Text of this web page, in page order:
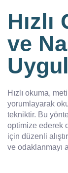
ve
Hızlı okuma,
yorumlayarak
tekniktir. Bu
optimize ederek
için düzenli
ve odaklanmayı